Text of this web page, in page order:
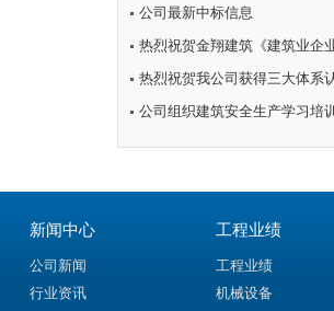
公司最新中标信息
热烈祝贺金翔建筑《建筑业企
热烈祝贺我公司获得三大体系
公司组织建筑安全生产学习培
新闻中心
公司新闻
行业资讯
工程业绩
工程业绩
机械设备